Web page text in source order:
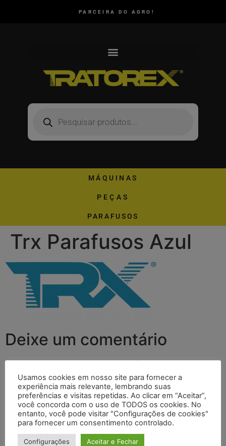
PARCEIRA DO AGRO!
MÁQUINAS
PEÇAS
PARAFUSOS
Trx Parafusos Azul
Deixe um comentário
O seu endereço de e-mail não será publicado. Campos
obrigatórios são marcados com*
Comentário*
Usamos cookies em nosso site para fornecer a
experiência mais relevante, lembrando suas
preferências e visitas repetidas. Ao clicar em “Aceitar”,
você concorda com o uso de TODOS os cookies. No
entanto, você pode visitar "Configurações de cookies"
para fornecer um consentimento controlado.
Configurações Aceitar e Fechar